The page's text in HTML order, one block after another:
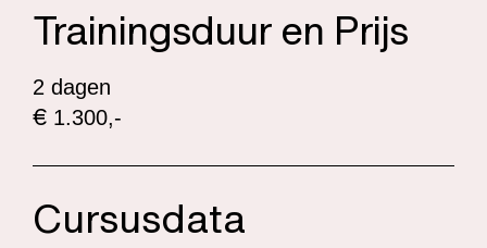
Trainingsduur en Prijs
2 dagen
€ 1.300,-
Cursusdata